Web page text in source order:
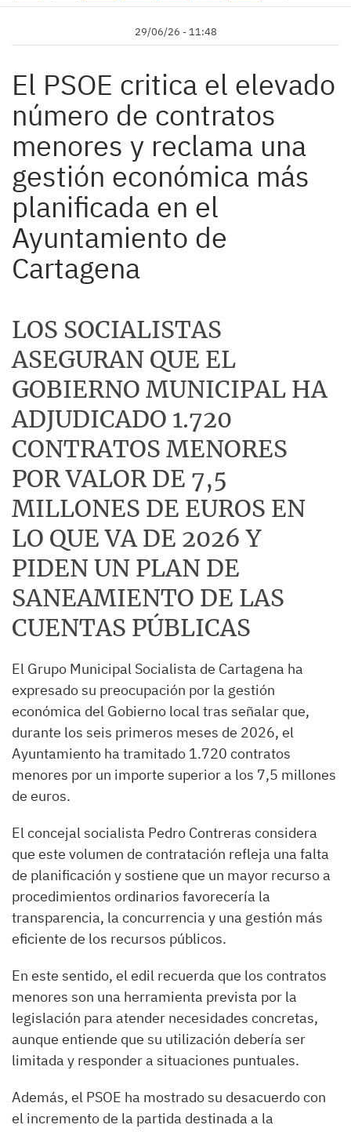
29/06/26 - 11:48
El PSOE critica el elevado
número de contratos
menores y reclama una
gestión económica más
planificada en el
Ayuntamiento de
Cartagena
LOS SOCIALISTAS
ASEGURAN QUE EL
GOBIERNO MUNICIPAL HA
ADJUDICADO 1.720
CONTRATOS MENORES
POR VALOR DE 7,5
MILLONES DE EUROS EN
LO QUE VA DE 2026 Y
PIDEN UN PLAN DE
SANEAMIENTO DE LAS
CUENTAS PÚBLICAS
El Grupo Municipal Socialista de Cartagena ha
expresado su preocupación por la gestión
económica del Gobierno local tras señalar que,
durante los seis primeros meses de 2026, el
Ayuntamiento ha tramitado 1.720 contratos
menores por un importe superior a los 7,5 millones
de euros.
El concejal socialista Pedro Contreras considera
que este volumen de contratación refleja una falta
de planificación y sostiene que un mayor recurso a
procedimientos ordinarios favorecería la
transparencia, la concurrencia y una gestión más
eficiente de los recursos públicos.
En este sentido, el edil recuerda que los contratos
menores son una herramienta prevista por la
legislación para atender necesidades concretas,
aunque entiende que su utilización debería ser
limitada y responder a situaciones puntuales.
Además, el PSOE ha mostrado su desacuerdo con
el incremento de la partida destinada a la